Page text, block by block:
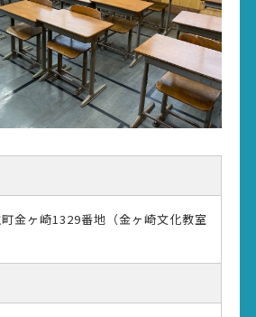
金ヶ崎1329番地（金ヶ崎文化教室